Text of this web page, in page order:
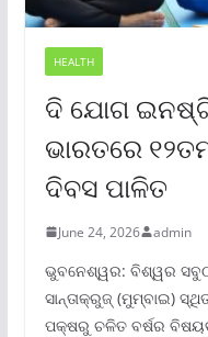
HEALTH
ଦି ଯୋଗ
ଭାରତରେ
ଦିବସ ପାଳିତ
June 24, 2026 admin
ଭୁବନେଶ୍ୱର: ବିଶ୍ୱର
ସାନ୍ତାକ୍ରୁଜ୍ (ମୁମ୍ବାଇ)
ପକ୍ଷରୁ ଚଳିତ ବର୍ଷର